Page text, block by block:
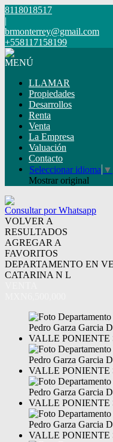
8118018517
|
brmonterrey@gmail.com
+558117158199
MENÚ
LLAMAR
Propiedades
Desarrollos
Renta
Venta
La Empresa
Valuación
Contacto
Seleccionar idioma ▼
Mostrar original
Consultar por Whatsapp
VOLVER A
RESULTADOS
AGREGAR A
FAVORITOS
DEPARTAMENTO EN
CATARINA N L